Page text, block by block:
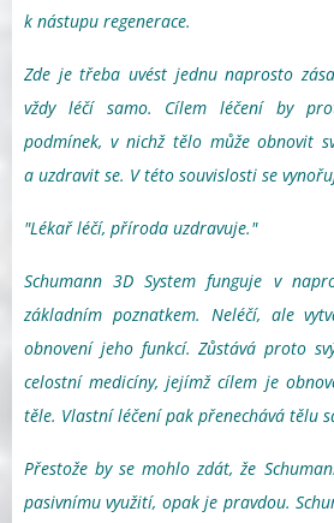
k nástupu regenerace.
Zde je třeba uvést jednu naprosto
vždy léčí samo. Cílem léčení by
podmínek, v nichž tělo může obnovit
a uzdravit se. V této souvislosti se
"Lékař léčí, příroda uzdravuje."
Schumann 3D System funguje v
základním poznatkem. Neléčí, ale
obnovení jeho funkcí. Zůstává proto
celostní medicíny, jejímž cílem je
těle. Vlastní léčení pak přenechává tělu
Přestože by se mohlo zdát, že
pasivnímu využití, opak je pravdou.